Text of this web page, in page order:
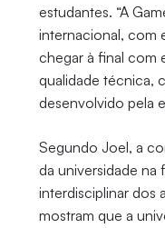
estudantes. “A
internacional, com
chegar à final com
qualidade técnica,
desenvolvido pela
Segundo Joel, a
da universidade na
interdisciplinar dos
mostram que a